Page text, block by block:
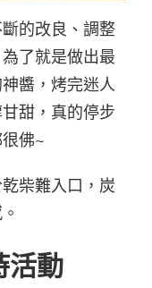
的改良、調整
了就是做出最
醬，烤完迷人
甜，真的停步
佛~
柴難入口，炭
活動